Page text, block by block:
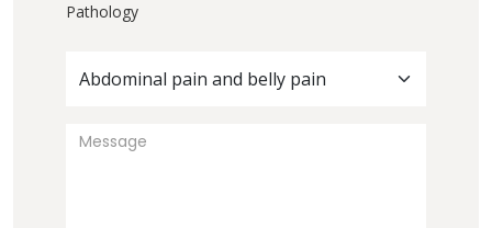
Pathology
Abdominal pain and belly pain